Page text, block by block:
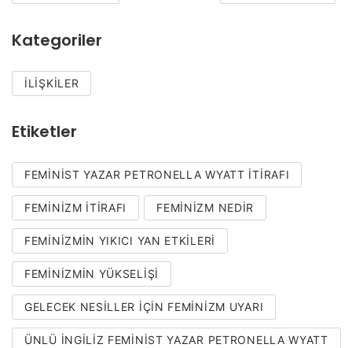
Kategoriler
İLIŞKILER
Etiketler
FEMINIST YAZAR PETRONELLA WYATT ITIRAFI
FEMINIZM ITIRAFI FEMINIZM NEDIR
FEMINIZMIN YIKICI YAN ETKILERI
FEMINIZMIN YÜKSELIŞI
GELECEK NESILLER İÇIN FEMINIZM UYARI
ÜNLÜ İNGILIZ FEMINIST YAZAR PETRONELLA WYATT